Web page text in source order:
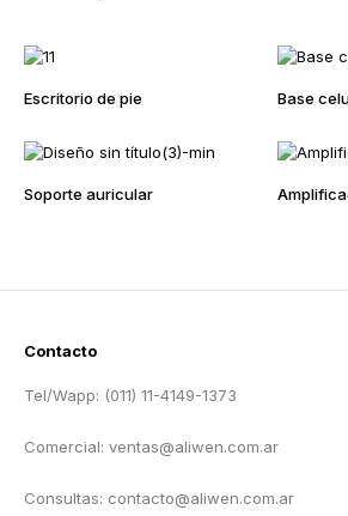
Escritorio de pie Base
Soporte auricular
Contacto
Tel/Wapp: (011) 11-4149-1373
Comercial: ventas@aliwen.com.ar
Consultas: contacto@aliwen.com.ar